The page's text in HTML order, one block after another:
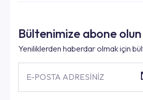
Bültenimize abone olun
Yeniliklerden haberdar olmak için
E-POSTA ADRESİNİZ